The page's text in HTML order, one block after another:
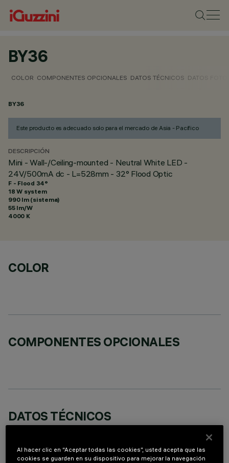
BY36
COLOR COMPONENTES OPCIONALES DATOS TÉCNICOS DATOS
BY36
Este producto es adecuado solo para el mercado de Asia - Pacífico
DESCRIPCIÓN
Mini - Wall-/Ceiling-mounted - Neutral White LED -
24V/500mA dc - L=528mm - 32° Flood Optic
F - Flood 34°
18 W system
990 lm (sistema)
55 lm/W
4000 K
COLOR
COMPONENTES OPCIONALES
DATOS TÉCNICOS
DESCRIPCIÓN
Al hacer clic en “Aceptar todas las cookies”, usted acepta que las
cookies se guarden en su dispositivo para mejorar la navegación